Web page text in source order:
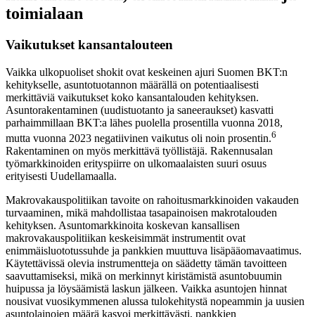
toimialaan
Vaikutukset kansantalouteen
Vaikka ulkopuoliset shokit ovat keskeinen ajuri Suomen BKT:n
kehitykselle, asuntotuotannon määrällä on potentiaalisesti
merkittäviä vaikutukset koko kansantalouden kehityksen.
Asuntorakentaminen (uudistuotanto ja saneeraukset) kasvatti
parhaimmillaan BKT:a lähes puolella prosentilla vuonna 2018,
mutta vuonna 2023 negatiivinen vaikutus oli noin prosentin.6
Rakentaminen on myös merkittävä työllistäjä. Rakennusalan
työmarkkinoiden erityspiirre on ulkomaalaisten suuri osuus
erityisesti Uudellamaalla.
Makrovakauspolitiikan tavoite on rahoitusmarkkinoiden vakauden
turvaaminen, mikä mahdollistaa tasapainoisen makrotalouden
kehityksen. Asuntomarkkinoita koskevan kansallisen
makrovakauspolitiikan keskeisimmät instrumentit ovat
enimmäisluototussuhde ja pankkien muuttuva lisäpääomavaatimus.
Käytettävissä olevia instrumentteja on säädetty tämän tavoitteen
saavuttamiseksi, mikä on merkinnyt kiristämistä asuntobuumin
huipussa ja löysäämistä laskun jälkeen. Vaikka asuntojen hinnat
nousivat vuosikymmenen alussa tulokehitystä nopeammin ja uusien
asuntolainojen määrä kasvoi merkittävästi, pankkien